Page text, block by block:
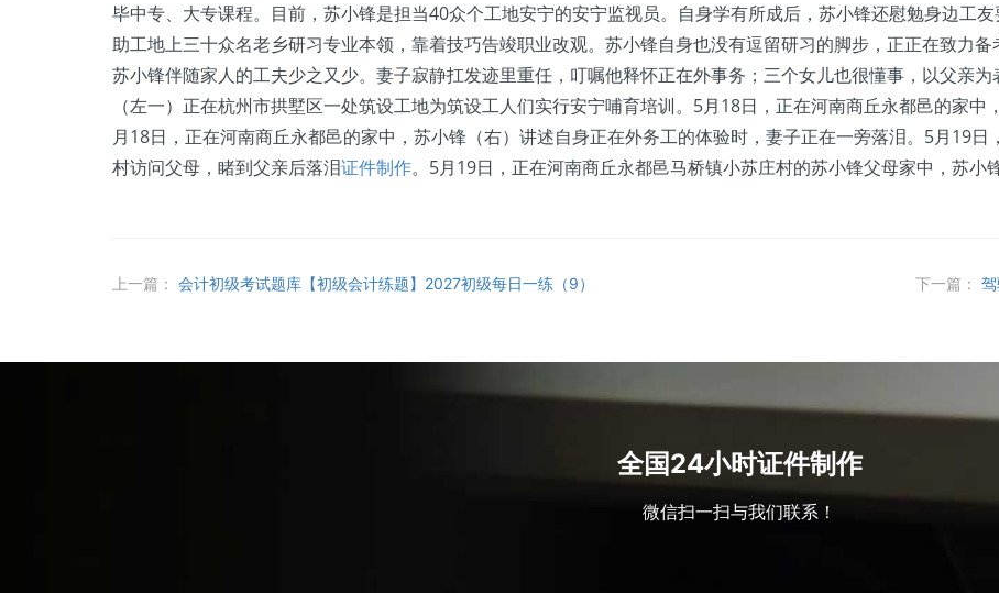
毕中专、大专课程。目前，苏小锋是担当40众个工地安宁的安宁监视员。自身学有所成后，苏小锋还慰勉身边工
助工地上三十众名老乡研习专业本领，靠着技巧告竣职业改观。苏小锋自身也没有逗留研习的脚步，正正在致力
苏小锋伴随家人的工夫少之又少。妻子寂静扛发迹里重任，叮嘱他释怀正在外事务；三个女儿也很懂事，以父亲
（左一）正在杭州市拱墅区一处筑设工地为筑设工人们实行安宁哺育培训。5月18日，正在河南商丘永都邑的家
月18日，正在河南商丘永都邑的家中，苏小锋（右）讲述自身正在外务工的体验时，妻子正在一旁落泪。5月19
村访问父母，睹到父亲后落泪证件制作。5月19日，正在河南商丘永都邑马桥镇小苏庄村的苏小锋父母家中，苏小
上一篇： 会计初级考试题库【初级会计练题】2027初级每日一练（9） 下一篇：
全国24小时证件制作
微信扫一扫与我们联系！